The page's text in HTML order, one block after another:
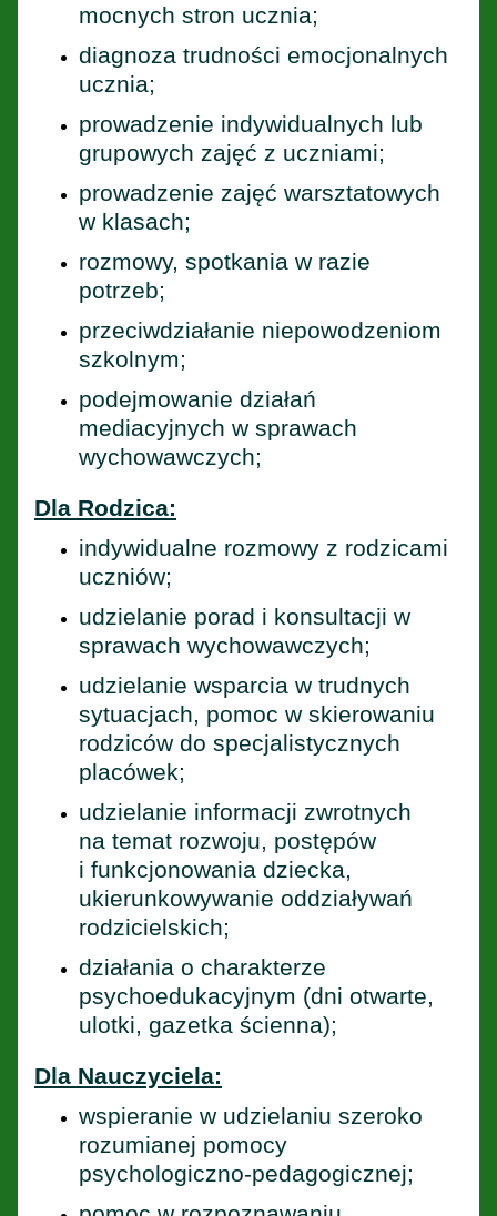
mocnych stron ucznia;
diagnoza trudności emocjonalnych
ucznia;
prowadzenie indywidualnych lub
grupowych zajęć z uczniami;
prowadzenie zajęć warsztatowych
w klasach;
rozmowy, spotkania w razie
potrzeb;
przeciwdziałanie niepowodzeniom
szkolnym;
podejmowanie działań
mediacyjnych w sprawach
wychowawczych;
Dla Rodzica:
indywidualne rozmowy z rodzicami
uczniów;
udzielanie porad i konsultacji w
sprawach wychowawczych;
udzielanie wsparcia w trudnych
sytuacjach, pomoc w skierowaniu
rodziców do specjalistycznych
placówek;
udzielanie informacji zwrotnych
na temat rozwoju, postępów
i funkcjonowania dziecka,
ukierunkowywanie oddziaływań
rodzicielskich;
działania o charakterze
psychoedukacyjnym (dni otwarte,
ulotki, gazetka ścienna);
Dla Nauczyciela:
wspieranie w udzielaniu szeroko
rozumianej pomocy
psychologiczno-pedagogicznej;